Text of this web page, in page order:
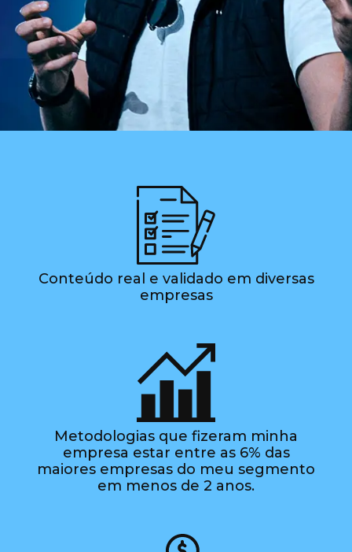
Conteúdo real e validado em diversas
empresas
Metodologias que fizeram minha
empresa estar entre as 6% das
maiores empresas do meu segmento
em menos de 2 anos.